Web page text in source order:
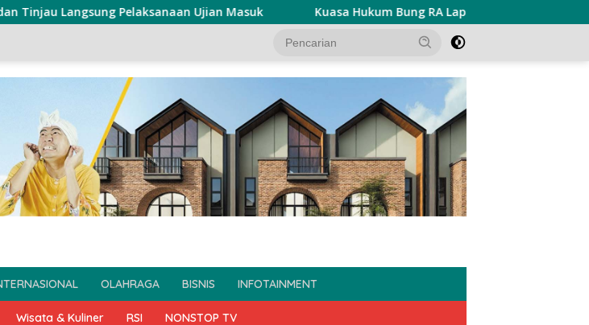
Langsung Pelaksanaan Ujian Masuk Kuasa Hukum Bung RA Laporkan Akun Penyebar
OLAHRAGA BISNIS INFOTAINMENT
Wisata & Kuliner RSI NONSTOP TV